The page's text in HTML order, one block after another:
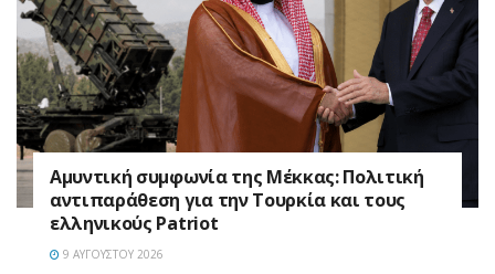
Αμυντική συμφωνία της Μέκκας: Πολιτική
αντιπαράθεση για την Τουρκία και τους
ελληνικούς Patriot
9 ΑΥΓΟΎΣΤΟΥ 2026